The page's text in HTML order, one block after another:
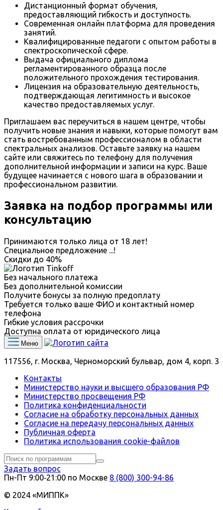
Дистанционный формат обучения,
предоставляющий гибкость и доступность.
Современная онлайн платформа для проведения
занятий.
Квалифицированные педагоги с опытом работы в
спектроскопической сфере.
Выдача официального диплома
регламентированного образца после
положительного прохождения тестирования.
Лицензия на образовательную деятельность,
подтверждающая легитимность и высокое
качество предоставляемых услуг.
Приглашаем вас переучиться в нашем центре, чтобы
получить новые знания и навыки, которые помогут вам
стать востребованным профессионалом в области
спектральных анализов. Оставьте заявку на нашем
сайте или свяжитесь по телефону для получения
дополнительной информации и записи на курс. Ваше
будущее начинается с нового шага в образовании и
профессиональном развитии.
Заявка на подбор программы или
консультацию
Принимаются только лица от 18 лет!
Специальное предложение ...!
Скидки до 40%
Без начального платежа
Без дополнительной комиссии
Получите бонусы за полную предоплату
Требуется только ваше ФИО и контактный номер
телефона
Гибкие условия рассрочки
Доступна оплата от юридического лица
Меню
117556, г. Москва, Черноморский бульвар, дом 4, корп. 3
Контакты
Министерство науки и высшего образования РФ
Министерство просвещения РФ
Политика конфиденциальности
Согласие на обработку персональных данных
Согласие на передачу персональных данных
Публичная оферта
Политика использования сookie-файлов
Задать вопрос
Пн-Пт 9:00‑21:00 по Москве 8 (800) 300-94-86
© 2024 «МИППК»